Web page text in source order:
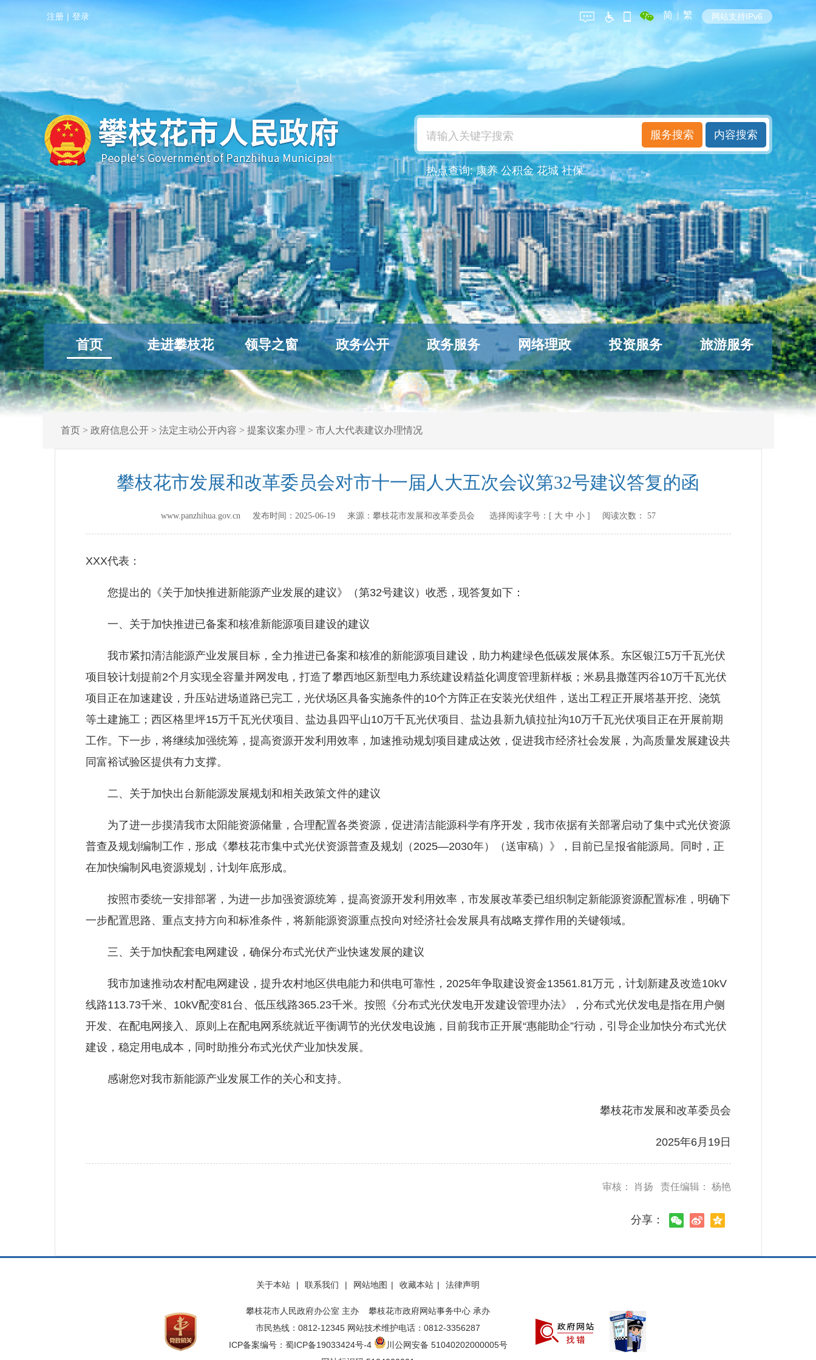
注册 | 登录 简 | 繁 网站支持IPv6
热点查询:康养 公积金 花城 社保
首页 走进攀枝花 领导之窗 政务公开 政务服务 网络理政 投资服务 旅游服务
首页> 政府信息公开> 法定主动公开内容 > 提案议案办理 > 市人大代表建议办理情况
攀枝花市发展和改革委员会对市十一届人大五次会议第32号建议答复的函
www.panzhihua.gov.cn 发布时间： 2025-06-19来源： 攀枝花市发展和改革委员会 选择阅读字号：[ 大 中 小] 阅读次数： 57
XXX代表：
您提出的《关于加快推进新能源产业发展的建议》（第32号建议）收悉，现答复如下：
一、关于加快推进已备案和核准新能源项目建设的建议
我市紧扣清洁能源产业发展目标，全力推进已备案和核准的新能源项目建设，助力构建绿色低碳发展体系。东区银江5万千瓦光伏
项目较计划提前2个月实现全容量并网发电，打造了攀西地区新型电力系统建设精益化调度管理新样板；米易县撒莲丙谷10万千瓦光伏
项目正在加速建设，升压站进场道路已完工，光伏场区具备实施条件的10个方阵正在安装光伏组件，送出工程正开展塔基开挖、浇筑
等土建施工；西区格里坪15万千瓦光伏项目、盐边县四平山10万千瓦光伏项目、盐边县新九镇拉扯沟10万千瓦光伏项目正在开展前期
工作。下一步，将继续加强统筹，提高资源开发利用效率，加速推动规划项目建成达效，促进我市经济社会发展，为高质量发展建设共
同富裕试验区提供有力支撑。
二、关于加快出台新能源发展规划和相关政策文件的建议
为了进一步摸清我市太阳能资源储量，合理配置各类资源，促进清洁能源科学有序开发，我市依据有关部署启动了集中式光伏资源
普查及规划编制工作，形成《攀枝花市集中式光伏资源普查及规划（2025—2030年）（送审稿）》，目前已呈报省能源局。同时，正
在加快编制风电资源规划，计划年底形成。
按照市委统一安排部署，为进一步加强资源统筹，提高资源开发利用效率，市发展改革委已组织制定新能源资源配置标准，明确下
一步配置思路、重点支持方向和标准条件，将新能源资源重点投向对经济社会发展具有战略支撑作用的关键领域。
三、关于加快配套电网建设，确保分布式光伏产业快速发展的建议
我市加速推动农村配电网建设，提升农村地区供电能力和供电可靠性，2025年争取建设资金13561.81万元，计划新建及改造10kV
线路113.73千米、10kV配变81台、低压线路365.23千米。按照《分布式光伏发电开发建设管理办法》，分布式光伏发电是指在用户侧
开发、在配电网接入、原则上在配电网系统就近平衡调节的光伏发电设施，目前我市正开展“惠能助企”行动，引导企业加快分布式光伏
建设，稳定用电成本，同时助推分布式光伏产业加快发展。
感谢您对我市新能源产业发展工作的关心和支持。
攀枝花市发展和改革委员会
2025年6月19日
审核： 肖扬 责任编辑： 杨艳
分享：
关于本站 | 联系我们 | 网站地图 | 收藏本站 | 法律声明
攀枝花市人民政府办公室 主办 攀枝花市政府网站事务中心 承办
市民热线：0812-12345 网站技术维护电话：0812-3356287
ICP备案编号：蜀ICP备19033424号-4
川公网安备 51040202000005号